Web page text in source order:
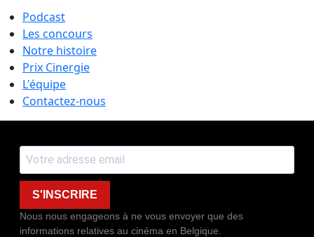
Podcast
Les concours
Notre histoire
Prix Cinergie
L'équipe
Contactez-nous
S'INSCRIRE
Nous nous engageons à ne vous envoyer que des
informations relatives au cinéma en Belgique.